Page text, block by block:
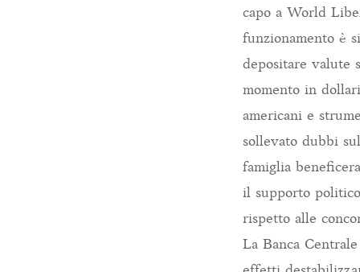
capo a World
funzionamento è
depositare valute
momento in
americani e
sollevato dubbi
famiglia
il supporto
rispetto alle
La Banca